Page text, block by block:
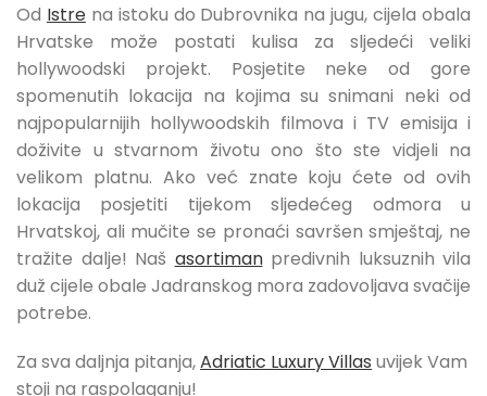
Od Istrena istoku do Dubrovnika na jugu, cijela obala
Hrvatske može postati kulisa za sljedeći veliki
hollywoodski projekt. Posjetite neke od gore
spomenutih lokacija na kojima su snimani neki od
najpopularnijih hollywoodskih filmova i TV emisija i
doživite u stvarnom životu ono što ste vidjeli na
velikom platnu. Ako već znate koju ćete od ovih
lokacija posjetiti tijekom sljedećeg odmora u
Hrvatskoj, ali mučite se pronaći savršen smještaj, ne
tražite dalje! Naš asortimanpredivnih luksuznih vila
duž cijele obale Jadranskog mora zadovoljava svačije
potrebe.
Za sva daljnja pitanja,Adriatic Luxury Villas uvijek Vam
stoji na raspolaganju!